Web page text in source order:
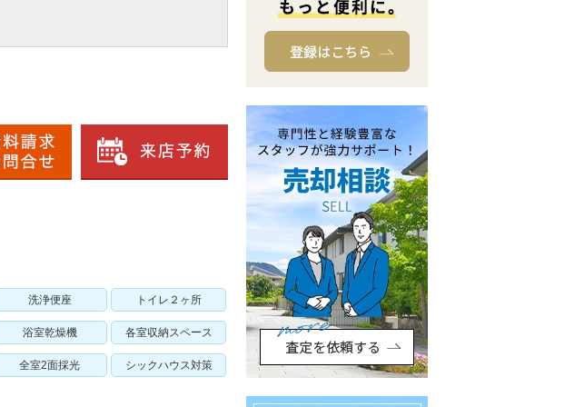
洗浄便座 トイレ２ヶ所
浴室乾燥機 各室収納スペース
全室2面採光 シックハウス対策